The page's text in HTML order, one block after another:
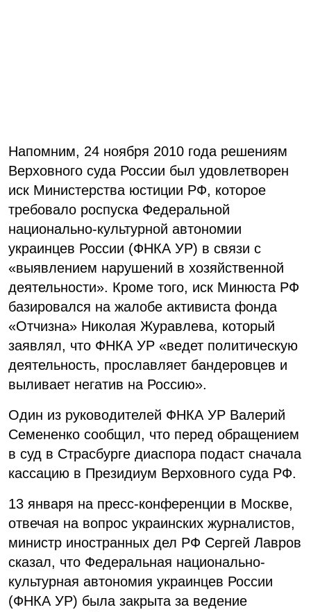
Напомним, 24 ноября 2010 года решениям
Верховного суда России был удовлетворен
иск Министерства юстиции РФ, которое
требовало роспуска Федеральной
национально-культурной автономии
украинцев России (ФНКА УР) в связи с
«выявлением нарушений в хозяйственной
деятельности». Кроме того, иск Минюста РФ
базировался на жалобе активиста фонда
«Отчизна» Николая Журавлева, который
заявлял, что ФНКА УР «ведет политическую
деятельность, прославляет бандеровцев и
выливает негатив на Россию».
Один из руководителей ФНКА УР Валерий
Семененко сообщил, что перед обращением
в суд в Страсбурге диаспора подаст сначала
кассацию в Президиум Верховного суда РФ.
13 января на пресс-конференции в Москве,
отвечая на вопрос украинских журналистов,
министр иностранных дел РФ Сергей Лавров
сказал, что Федеральная национально-
культурная автономия украинцев России
(ФНКА УР) была закрыта за ведение